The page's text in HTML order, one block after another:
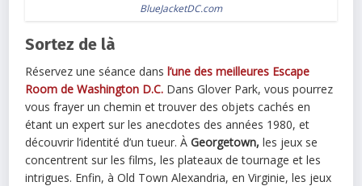
BlueJacketDC.com
Sortez de là
Réservez une séance dans l’une des meilleures Escape
Room de Washington D.C. Dans Glover Park, vous pourrez
vous frayer un chemin et trouver des objets cachés en
étant un expert sur les anecdotes des années 1980, et
découvrir l’identité d’un tueur. ÀGeorgetown, les jeux se
concentrent sur les films, les plateaux de tournage et les
intrigues. Enfin, à Old Town Alexandria, en Virginie, les jeux